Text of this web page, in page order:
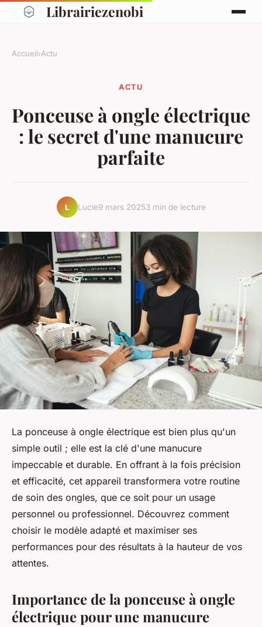
Librairiezenobi
Accueil›Actu
ACTU
Ponceuse à ongle électrique
: le secret d'une manucure
parfaite
L Lucie9 mars 20253 min de lecture
La ponceuse à ongle électrique est bien plus qu'un
simple outil ; elle est la clé d'une manucure
impeccable et durable. En offrant à la fois précision
et efficacité, cet appareil transformera votre routine
de soin des ongles, que ce soit pour un usage
personnel ou professionnel. Découvrez comment
choisir le modèle adapté et maximiser ses
performances pour des résultats à la hauteur de vos
attentes.
Importance de la ponceuse à ongle
électrique pour une manucure